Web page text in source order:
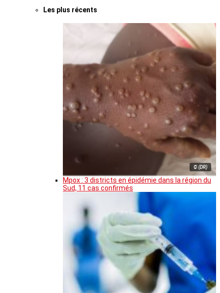
Les plus récents
© (DR)
Mpox : 3 districts en épidémie dans la région du
Sud, 11 cas confirmés